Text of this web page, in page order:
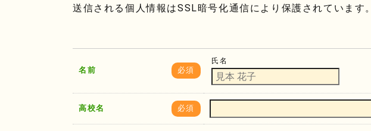
送信される個人情報はSSL暗号化通信により保護されています。
名前 必須
氏名
高校名 必須